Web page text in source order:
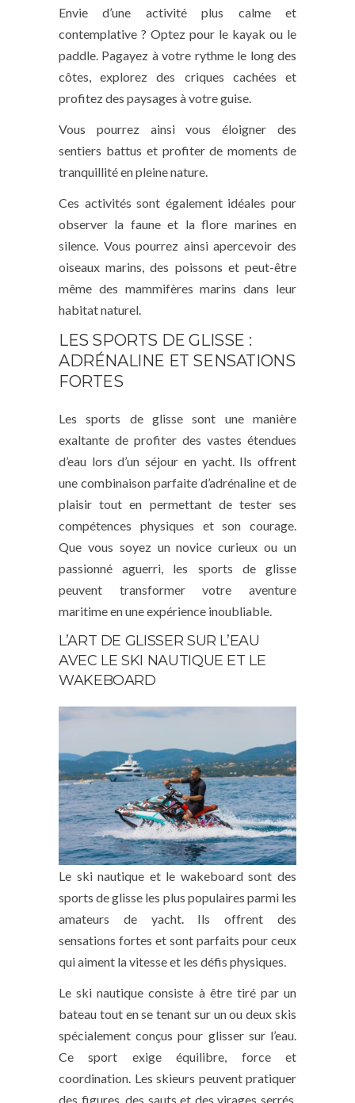
Envie d’une activité plus calme et
contemplative ? Optez pour le kayak ou le
paddle. Pagayez à votre rythme le long des
côtes, explorez des criques cachées et
profitez des paysages à votre guise.
Vous pourrez ainsi vous éloigner des
sentiers battus et profiter de moments de
tranquillité en pleine nature.
Ces activités sont également idéales pour
observer la faune et la flore marines en
silence. Vous pourrez ainsi apercevoir des
oiseaux marins, des poissons et peut-être
même des mammifères marins dans leur
habitat naturel.
LES SPORTS DE GLISSE :
ADRÉNALINE ET SENSATIONS
FORTES
Les sports de glisse sont une manière
exaltante de profiter des vastes étendues
d’eau lors d’un séjour en yacht. Ils offrent
une combinaison parfaite d’adrénaline et de
plaisir tout en permettant de tester ses
compétences physiques et son courage.
Que vous soyez un novice curieux ou un
passionné aguerri, les sports de glisse
peuvent transformer votre aventure
maritime en une expérience inoubliable.
L’ART DE GLISSER SUR L’EAU
AVEC LE SKI NAUTIQUE ET LE
WAKEBOARD
Le ski nautique et le wakeboard sont des
sports de glisse les plus populaires parmi les
amateurs de yacht. Ils offrent des
sensations fortes et sont parfaits pour ceux
qui aiment la vitesse et les défis physiques.
Le ski nautique consiste à être tiré par un
bateau tout en se tenant sur un ou deux skis
spécialement conçus pour glisser sur l’eau.
Ce sport exige équilibre, force et
coordination. Les skieurs peuvent pratiquer
des figures, des sauts et des virages serrés,